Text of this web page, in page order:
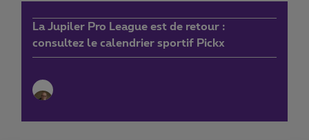
La Jupiler Pro League est de retour :
consultez le calendrier sportif Pickx